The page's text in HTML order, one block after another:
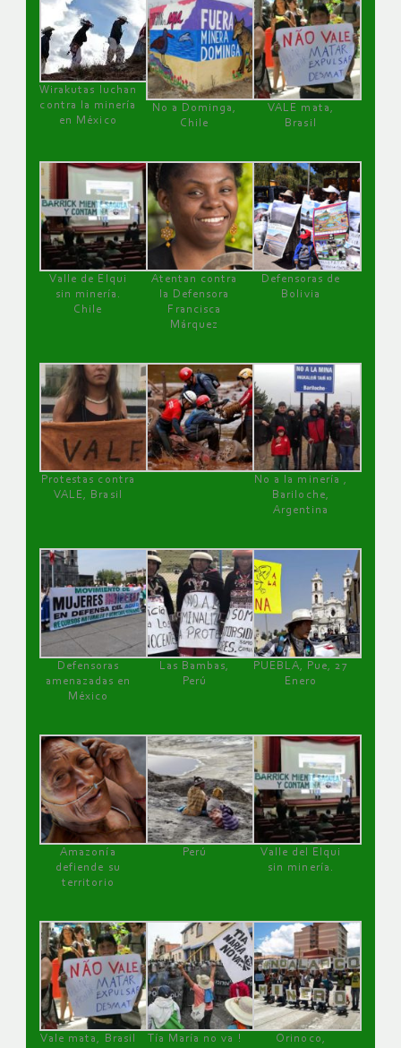
Wirakutas luchan
contra la minería
en México
No a Dominga,
Chile
VALE mata,
Brasil
Valle de Elqui
sin minería.
Chile
Atentan contra
la Defensora
Francisca
Márquez
Defensoras de
Bolivia
Protestas contra
VALE, Brasil
No a la minería ,
Bariloche,
Argentina
Defensoras
amenazadas en
México
Las Bambas,
Perú
PUEBLA, Pue, 27
Enero
Amazonía
defiende su
territorio
Perú
Valle del Elqui
sin minería.
Vale mata, Brasil
Tía María no va !
Orinoco,